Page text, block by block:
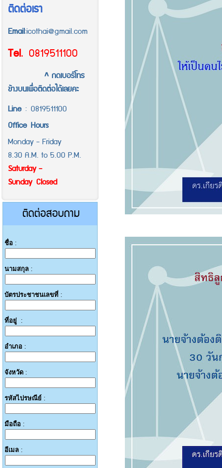
ติดต่อเรา
Email:icothai@gmail.com
Tel. 0819511100
^ กดเบอร์โทร
ข้างบนเพื่อติดต่อได้เลยคะ
Line: 0819511100
Office Hours
Monday - Friday
8.30 A.M. to 5.00 P.M.
Saturday -
Sunday Closed
ติดต่อสอบถาม
ชื่อ :
นามสกุล :
บัตรประชาชนเลขที่ :
ที่อยู่ :
อำเภอ :
จังหวัด :
รหัสไปรษณีย์ :
มือถือ :
อีเมล :